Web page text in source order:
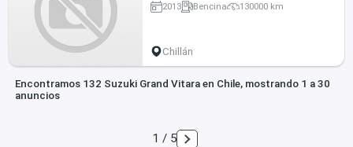
2013 Bencina 130000 km
Chillán
Encontramos 132 Suzuki Grand Vitara en Chile, mostrando 1 a 30
anuncios
1 / 5